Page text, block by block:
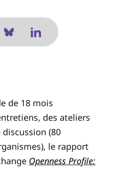
de 18 mois
des ateliers
(80
le rapport
Openness Profile: